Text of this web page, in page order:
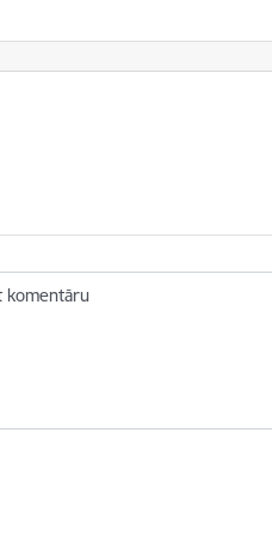
bija noderīga?
komentāru